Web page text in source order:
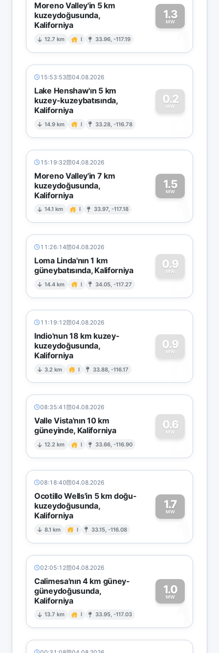
Moreno Valley'in 5 km
kuzeydoğusunda,
Kaliforniya
12.7 km I 33.96, -117.19
1.3
MW
1
15:53:53 04.08.2026
Lake Henshaw'ın 5 km
kuzey-kuzeybatısında,
Kaliforniya
14.9 km I 33.28, -116.78
0.2
MW
0
15:19:32 04.08.2026
Moreno Valley'in 7 km
kuzeydoğusunda,
Kaliforniya
14.1 km I 33.97, -117.18
1.5
MW
1
11:26:14 04.08.2026
Loma Linda'nın 1 km
güneybatısında, Kaliforniya
14.4 km I 34.05, -117.27
0.9
MW
0
11:19:12 04.08.2026
Indio'nun 18 km kuzey-
kuzeydoğusunda,
Kaliforniya
3.2 km I 33.88, -116.17
0.9
MW
0
08:35:41 04.08.2026
Valle Vista'nın 10 km
güneyinde, Kaliforniya
12.2 km I 33.66, -116.90
0.6
MW
0
08:18:40 04.08.2026
Ocotillo Wells'in 5 km doğu-
kuzeydoğusunda,
Kaliforniya
8.1 km I 33.15, -116.08
1.7
MW
1
02:05:12 04.08.2026
Calimesa'nın 4 km güney-
güneydoğusunda,
Kaliforniya
13.7 km I 33.95, -117.03
1.0
MW
1